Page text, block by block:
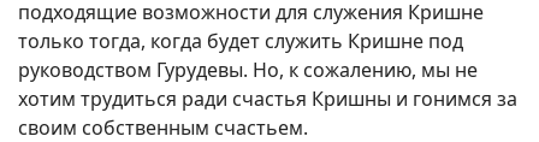
подходящие возможности для служения Кришне
только тогда, когда будет служить Кришне под
руководством Гурудевы. Но, к сожалению, мы не
хотим трудиться ради счастья Кришны и гонимся за
своим собственным счастьем.